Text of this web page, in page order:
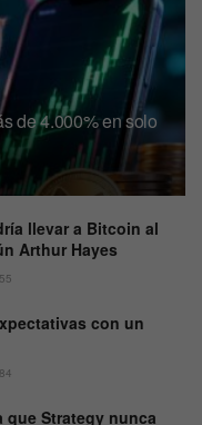
de 4.000% en solo
llevar a Bitcoin al
Arthur Hayes
con un
que Strategy nunca